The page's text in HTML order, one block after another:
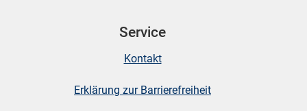
Service
Kontakt
Erklärung zur Barrierefreiheit